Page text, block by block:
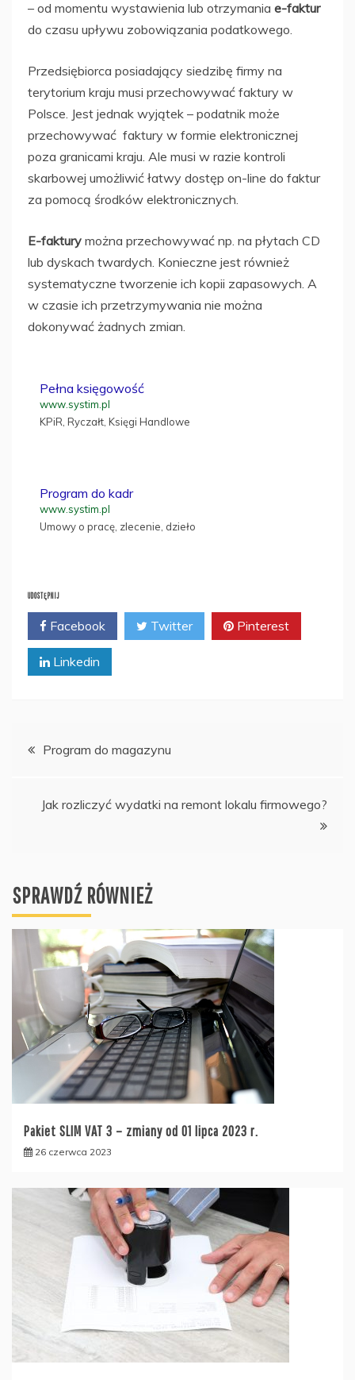
– od momentu wystawienia lub otrzymania e-faktur
do czasu upływu zobowiązania podatkowego.
Przedsiębiorca posiadający siedzibę firmy na
terytorium kraju musi przechowywać faktury w
Polsce. Jest jednak wyjątek – podatnik może
przechowywać faktury w formie elektronicznej
poza granicami kraju. Ale musi w razie kontroli
skarbowej umożliwić łatwy dostęp on-line do faktur
za pomocą środków elektronicznych.
E-faktury można przechowywać np. na płytach CD
lub dyskach twardych. Konieczne jest również
systematyczne tworzenie ich kopii zapasowych. A
w czasie ich przetrzymywania nie można
dokonywać żadnych zmian.
Pełna księgowość
www.systim.pl
KPiR, Ryczałt, Księgi Handlowe
Program do kadr
www.systim.pl
Umowy o pracę, zlecenie, dzieło
UDOSTĘPNIJ
Facebook Twitter Pinterest
Linkedin
Nawigacja
Program do magazynu
Jak rozliczyć wydatki na remont lokalu firmowego?
SPRAWDŹ RÓWNIEŻ
Pakiet SLIM VAT 3 – zmiany od 01 lipca 2023 r.
26 czerwca 2023